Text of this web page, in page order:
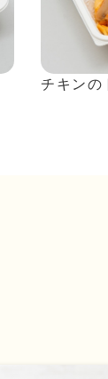
チキンの